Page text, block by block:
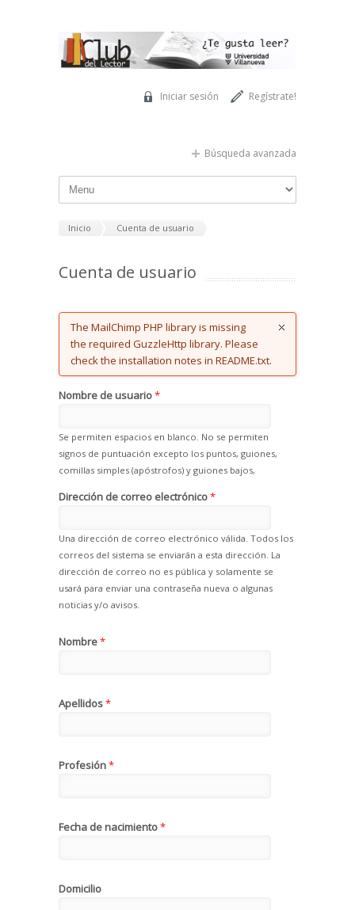
Regístrate!
Iniciar sesión
Búsqueda avanzada
Inicio Cuenta de usuario
Cuenta de usuario
Error message
The MailChimp PHP library is missing
the required GuzzleHttp library. Please
check the installation notes in README.txt.
Nombre de usuario*
Se permiten espacios en blanco. No se permiten
signos de puntuación excepto los puntos, guiones,
comillas simples (apóstrofos) y guiones bajos,
Dirección de correo electrónico*
Una dirección de correo electrónico válida. Todos los
correos del sistema se enviarán a esta dirección. La
dirección de correo no es pública y solamente se
usará para enviar una contraseña nueva o algunas
noticias y/o avisos.
Nombre*
Apellidos*
Profesión*
Fecha de nacimiento*
Domicilio